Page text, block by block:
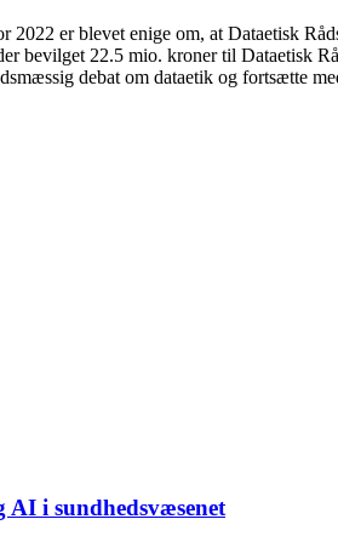
er blevet enige om, at Dataetisk
bevilget 22.5 mio. kroner til Dataetisk
debat om dataetik og fortsætte
AI i sundhedsvæsenet